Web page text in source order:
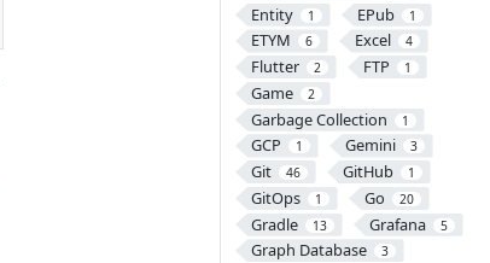
Entity 1 EPub 1
ETYM 6 Excel 4
Flutter 2 FTP 1
Game 2
Garbage Collection 1
GCP 1 Gemini 3
Git 46 GitHub 1
GitOps 1 Go 20
Gradle 13 Grafana 5
Graph Database 3